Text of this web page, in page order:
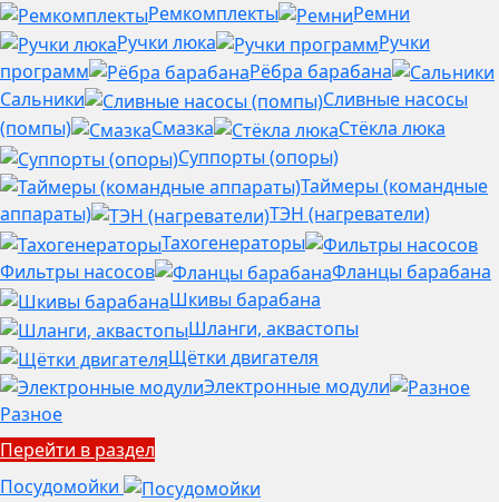
Ремкомплекты
Ремни
Ручки люка
Ручки
программ
Рёбра барабана
Сальники
Сливные насосы
(помпы)
Смазка
Стёкла люка
Суппорты (опоры)
Таймеры (командные
аппараты)
ТЭН (нагреватели)
Тахогенераторы
Фильтры насосов
Фланцы барабана
Шкивы барабана
Шланги, аквастопы
Щётки двигателя
Электронные модули
Разное
Перейти в раздел
Посудомойки